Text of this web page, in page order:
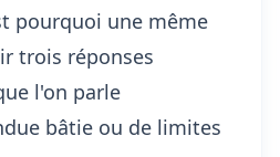
pourquoi une même
trois réponses
l'on parle
bâtie ou de limites